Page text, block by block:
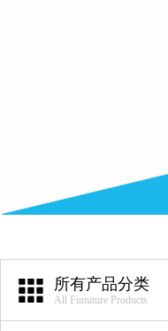
所有产品分类
All Fumiture Products